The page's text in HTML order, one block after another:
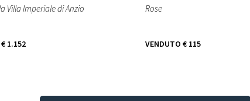
Villa Imperiale di Anzio
€ 1.152
Rose
VENDUTO € 115